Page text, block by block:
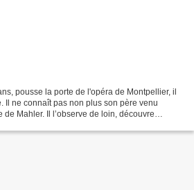
pousse la porte de l'opéra de Montpellier, il
Il ne connaît pas non plus son père venu
Mahler. Il l’observe de loin, découvre